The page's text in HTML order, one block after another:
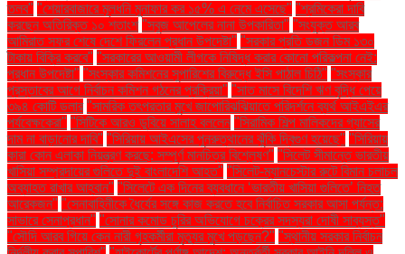
তলব" "শেয়ারবাজারে মূলধনি মুনাফার কর ১৫% এ নেমে এসেছে" "শ্রমিকেরা দাবি
করছেন অতিরিক্ত ১০ শতাংশ "সবুজ আপেলের নানা উপকারিতা" "সংযুক্ত আরব
আমিরাত সফর শেষে দেশে ফিরলেন প্রধান উপদেষ্টা" "সরকার প্রতি ডজন ডিম ১৩০
টাকায় বিক্রি করবে" "সরকারের আওয়ামী লীগকে নিষিদ্ধ করার কোনো পরিকল্পনা নেই:
প্রধান উপদেষ্টা" "সংস্কার কমিশনের সুপারিশের বিরুদ্ধে ইসি পাঠাল চিঠি" "সংস্কার
প্রস্তাবের আগে নির্বাচন কমিশন গঠনের প্রক্রিয়া" "সাত মাসে বিদেশি ঋণ বৃদ্ধি পেয়ে
৩৯৪ কোটি ডলার "সামরিক তৎপরতার মুখে জাপোরিঝঝিয়াতে পরিদর্শনে ব্যর্থ আইএইএর
পর্যবেক্ষকেরা" "সিটিকে আরও ডুবিয়ে সালাহ বললেন "সিরামিক শিল্প মালিকদের গ্যাসের
দাম না বাড়ানোর দাবি" "সিরিয়ায় আইএসের পুনরুত্থানের ঝুঁকি দ্বিগুণ হয়েছে" "সিরিয়ায়
কারা কোন এলাকা নিয়ন্ত্রণ করছে: সম্পূর্ণ মানচিত্র বিশ্লেষণ" "সিলেট সীমান্তে ভারতীয়
খাসিয়া সম্প্রদায়ের গুলিতে দুই বাংলাদেশি আহত" "সিলেট-ম্যানচেস্টার রুটে বিমান চলাচল
অব্যাহত রাখার আহ্বান" "সিলেটে এক দিনের ব্যবধানে ‘ভারতীয় খাসিয়া গু‌লিতে’ নিহত
আরেকজন" "সেনাবাহিনীকে ধৈর্যের সঙ্গে কাজ করতে হবে নির্বাচিত সরকার আসা পর্যন্ত:
সাভারে সেনাপ্রধান" "সোনার কমোড চুরির অভিযোগে চক্রের সদস্যরা দোষী সাব্যস্ত"
"সৌদি আরব গিয়ে কেন নারী গৃহকর্মীরা মৃত্যুর মুখে পড়ছেন?" "স্থানীয় সরকার নির্বাচন